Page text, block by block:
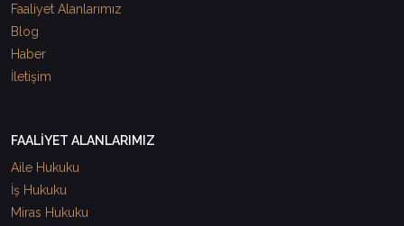
Faaliyet Alanlarımız
Blog
Haber
İletişim
FAALİYET ALANLARIMIZ
Aile Hukuku
İş Hukuku
Miras Hukuku